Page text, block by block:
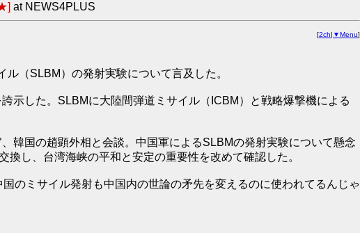
at NEWS4PLUS
[2ch| ▼Menu]
（SLBM）の発射実験について言及した。
示した。SLBMに大陸間弾道ミサイル（ICBM）と戦略爆撃機による
韓国の趙顕外相と会談。中国軍によるSLBMの発射実験について懸念
し、台湾海峡の平和と安定の重要性を改めて確認した。
のミサイル発射も中国内の世論の矛先を変えるのに使われてるんじゃ